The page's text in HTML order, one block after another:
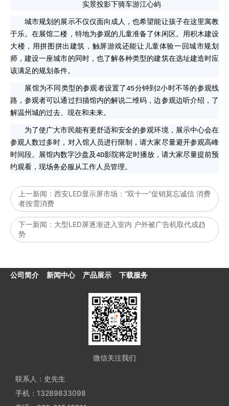
实景投影下骑车游江心屿
城市规划的展示不仅仅面向成人，也希望能让孩子在这里寓教
于乐。在展馆二楼，特地为参观的儿童准备了休闲区。用积木建设
大楼，用拼图拼出建筑，触屏游戏还能让儿童体验一回城市规划
师，建设一座城市的同时，也了解各种类型的建筑在选址建造时应
该满足的规划条件。
展馆为不同类型的参观者设置了45分钟到2小时不等的参观线
路，参观者可以通过扫描馆内的解说二维码，边参观边听介绍，了
解温州城的过去、现在和未来。
为了使广大市民能有更舒适和安全的参观环境，展示中心会在
参观人数过多时，对入馆人员进行限制，请大家尽量避开参观高峰
时间段。展馆内数字沙盘及4D影院将定时播放，请大家尽量提前预
约观看，现场务必服从工作人员管理。
上一新闻： 西安LED显示屏市场：“双十一”促销莫忘诚信 消费
者按需消费
下一新闻： 大型LED屏逐渐进入室内 户外被广告机取代成趋
势
公司简介 新闻中心 产品展示 下载服务
微信关注我们
联系人：史先生
手机：13289833098